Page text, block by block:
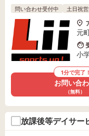
問い合わせ受付中 土日祝
元
小
1分で完了！
お問い合
（無料）
放課後等デイサー